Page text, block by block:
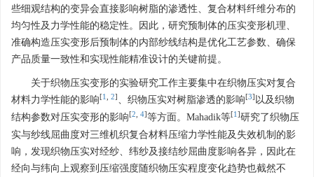
些细观结构的变异会直接影响树脂的渗透性、复合材料纤维分布的
均匀性及力学性能的稳定性。因此，研究预制体的压实变形机理、
准确构造压实变形后预制体的内部纱线结构是优化工艺参数、确保
产品质量一致性和实现性能精准设计的关键前提。
关于织物压实变形的实验研究工作主要集中在织物压实对复合
材料力学性能的影响[1 2] 、织物压实对树脂渗透的影响[3] 以及织物
结构参数对压实变形的影响[2 4]等方面。Mahadik等[1 ]研究了织物压
实与纱线屈曲度对三维机织复合材料压缩力学性能及失效机制的影
响，发现织物压实对经纱、纬纱及接结纱屈曲度影响各异，因此在
经向与纬向上观察到压缩强度随织物压实程度变化趋势也截然不